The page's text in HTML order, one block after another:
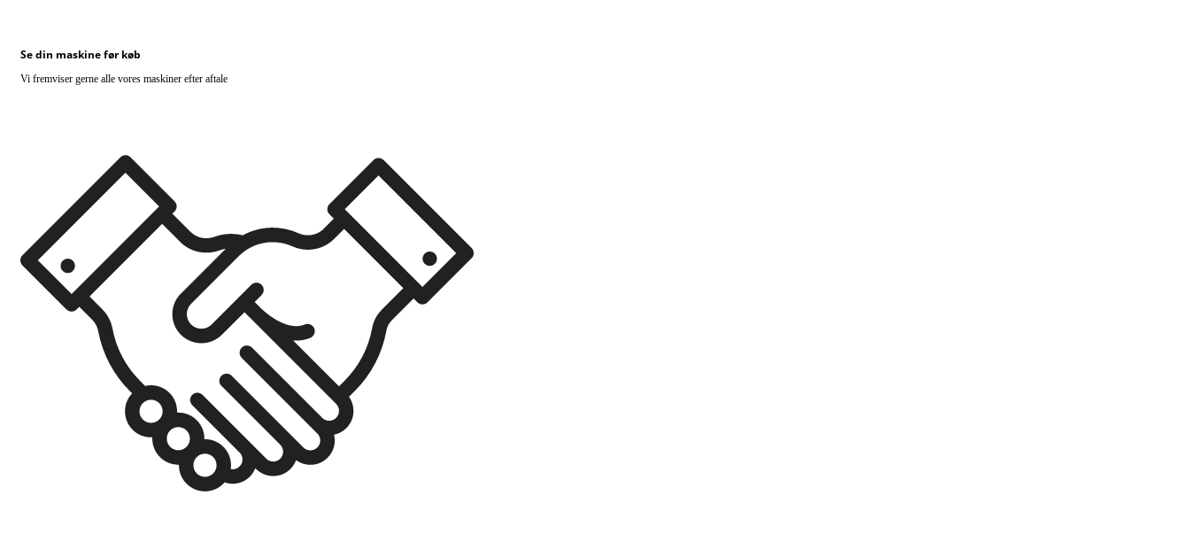
Se din maskine før køb
Vi fremviser gerne alle vores maskiner efter aftale